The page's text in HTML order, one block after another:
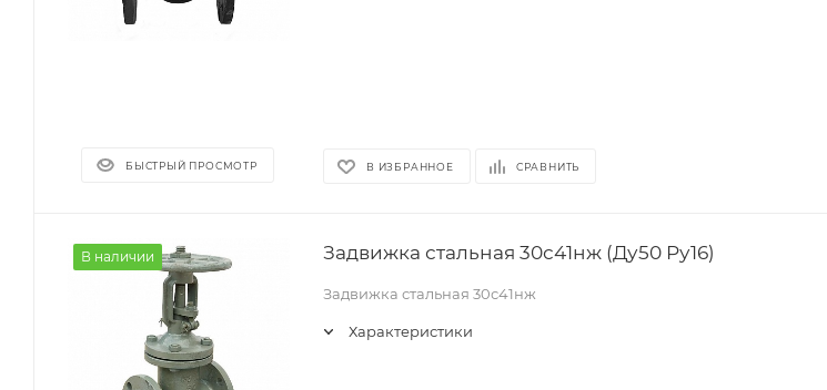
БЫСТРЫЙ ПРОСМОТР В ИЗБРАННОЕ СРАВНИТЬ
В наличии Задвижка стальная 30с41нж (Ду50 Pу16)
Задвижка стальная 30с41нж
Характеристики